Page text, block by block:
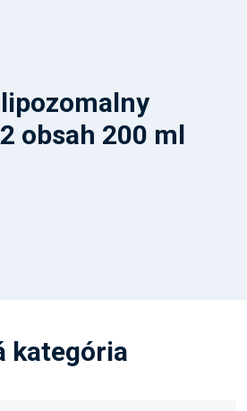
obsah 200 ml
kategória